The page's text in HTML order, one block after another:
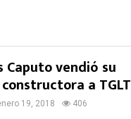
Caputo vendió su
a TGLT
19, 2018 406